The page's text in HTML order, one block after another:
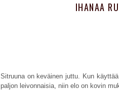
IHANAA
Sitruuna on keväinen juttu. Kun
paljon leivonnaisia, niin elo on kovin